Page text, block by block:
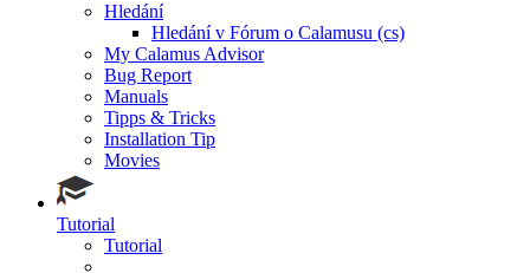
Hledání
Hledání v Fórum o Calamusu (cs)
My Calamus Advisor
Bug Report
Manuals
Tipps & Tricks
Installation Tip
Movies
Tutorial
Tutorial